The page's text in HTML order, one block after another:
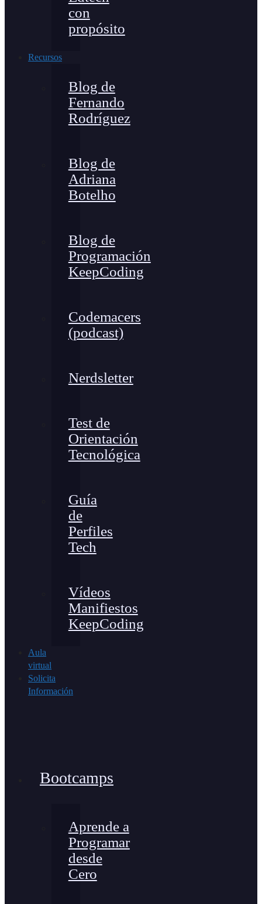
con
propósito
Recursos
Blog de
Fernando
Rodríguez
Blog de
Adriana
Botelho
Blog de
Programación
KeepCoding
Codemacers
(podcast)
Nerdsletter
Test de
Orientación
Tecnológica
Guía
de
Perfiles
Tech
Vídeos
Manifiestos
KeepCoding
Aula
virtual
Solicita
Información
Bootcamps
Aprende a
Programar
desde
Cero